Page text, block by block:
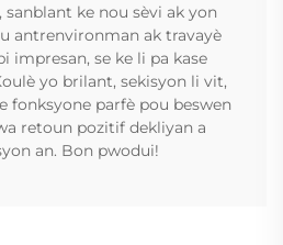
ke nou sèvi ak yon
antrenvironman ak travayè
impresan, se ke li pa kase
yo brilant, sekisyon li vit,
fonksyone parfè pou beswen
retoun pozitif dekliyan a
an. Bon pwodui!